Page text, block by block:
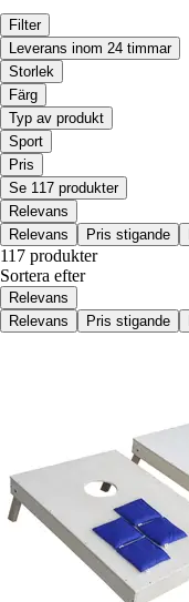
Filter
Leverans inom 24 timmar
Storlek
Färg
Typ av produkt
Sport
Pris
Se 117 produkter
Relevans
Relevans
Pris stigande
117 produkter
Sortera efter
Relevans
Relevans
Pris stigande